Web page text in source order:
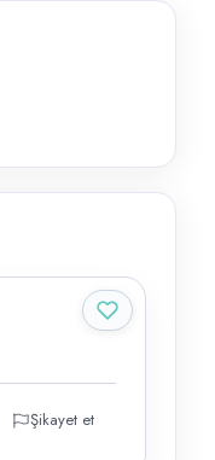
Şikayet et